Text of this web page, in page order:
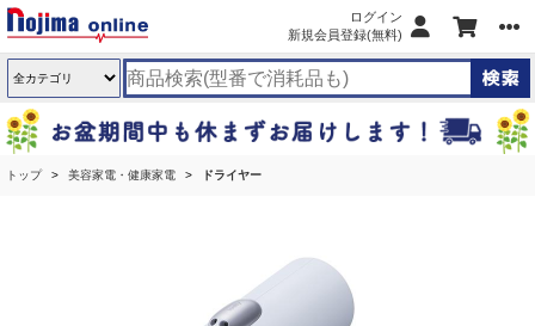
ログイン
新規会員登録(無料)
トップ 美容家電・健康家電 ドライヤー